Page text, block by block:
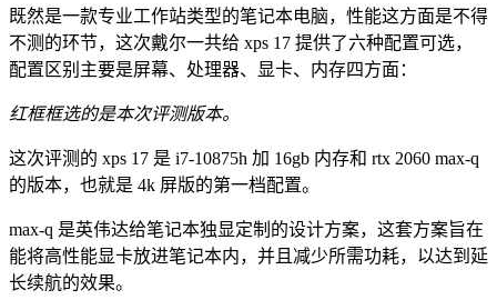
既然是一款专业工作站类型的笔记本电脑，性能这方面是不得
不测的环节，这次戴尔一共给 xps 17 提供了六种配置可选，
配置区别主要是屏幕、处理器、显卡、内存四方面：
红框框选的是本次评测版本。
这次评测的 xps 17 是 i7-10875h 加 16gb 内存和 rtx 2060 max-q
的版本，也就是 4k 屏版的第一档配置。
max-q 是英伟达给笔记本独显定制的设计方案，这套方案旨在
能将高性能显卡放进笔记本内，并且减少所需功耗，以达到延
长续航的效果。